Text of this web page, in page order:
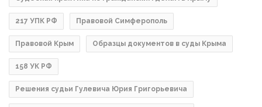
217 УПК РФ Правовой Симферополь
Правовой Крым Образцы документов в суды Крыма
158 УК РФ
Решения судьи Гулевича Юрия Григорьевича